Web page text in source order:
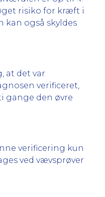
risiko for kræft i
kan også skyldes
at det var
verificeret,
gange den øvre
verificering kun
ved vævsprøver